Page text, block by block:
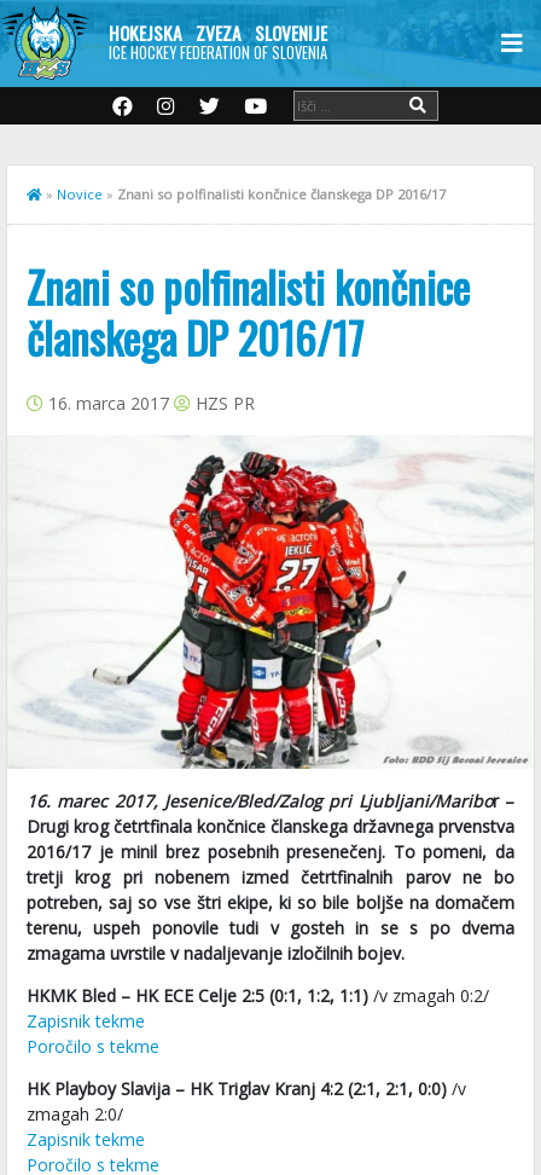
HOKEJSKA ZVEZA SLOVENIJE
ICE HOCKEY FEDERATION OF SLOVENIA
» Novice » Znani so polfinalisti končnice članskega DP 2016/17
Znani so polfinalisti končnice
članskega DP 2016/17
16. marca 2017 HZS PR
16. marec 2017, Jesenice/Bled/Zalog pri Ljubljani/Maribor –
Drugi krog četrtfinala končnice članskega državnega prvenstva
2016/17 je minil brez posebnih presenečenj. To pomeni, da
tretji krog pri nobenem izmed četrtfinalnih parov ne bo
potreben, saj so vse štri ekipe, ki so bile boljše na domačem
terenu, uspeh ponovile tudi v gosteh in se s po dvema
zmagama uvrstile v nadaljevanje izločilnih bojev.
HKMK Bled – HK ECE Celje 2:5 (0:1, 1:2, 1:1) /v zmagah 0:2/
Zapisnik tekme
Poročilo s tekme
HK Playboy Slavija – HK Triglav Kranj 4:2 (2:1, 2:1, 0:0) /v
zmagah 2:0/
Zapisnik tekme
Poročilo s tekme